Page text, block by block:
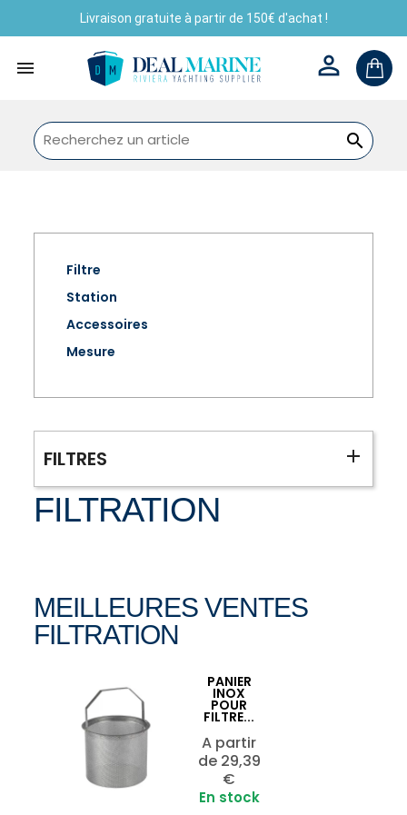
Livraison gratuite à partir de 150€ d'achat !
 

Filtre
Station
Accessoires
Mesure
FILTRES
FILTRATION
MEILLEURES VENTES
FILTRATION
Ajouter au panierPANIER
INOX
POUR
FILTRE...
A partir
de Prix
29,39
€
En stock